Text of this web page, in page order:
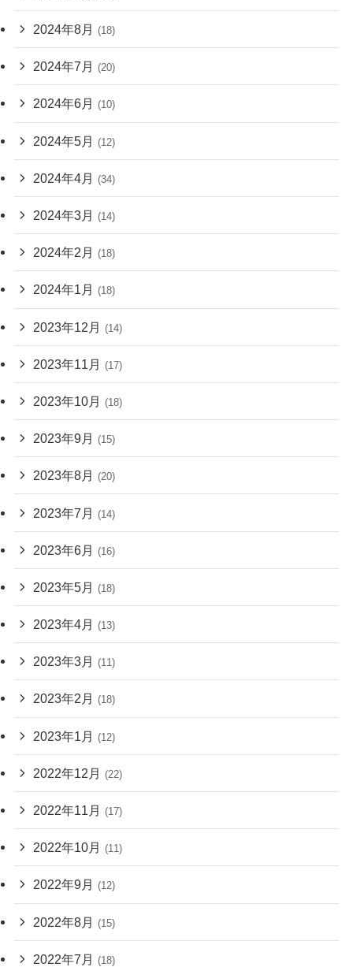
2024年8月 (18)
2024年7月 (20)
2024年6月 (10)
2024年5月 (12)
2024年4月 (34)
2024年3月 (14)
2024年2月 (18)
2024年1月 (18)
2023年12月 (14)
2023年11月 (17)
2023年10月 (18)
2023年9月 (15)
2023年8月 (20)
2023年7月 (14)
2023年6月 (16)
2023年5月 (18)
2023年4月 (13)
2023年3月 (11)
2023年2月 (18)
2023年1月 (12)
2022年12月 (22)
2022年11月 (17)
2022年10月 (11)
2022年9月 (12)
2022年8月 (15)
2022年7月 (18)